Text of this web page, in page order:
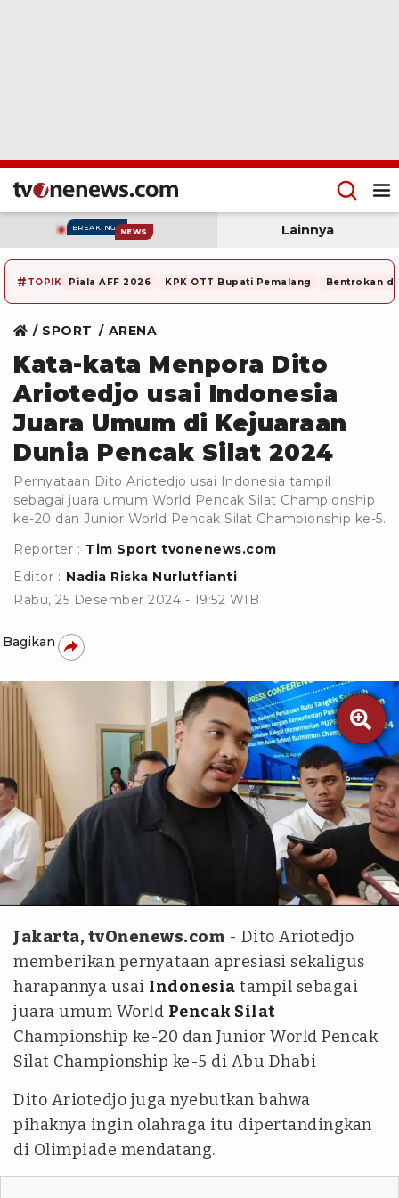
BREAKING NEWS Lainnya
# TOPIK Piala AFF 2026 KPK OTT Bupati Pemalang Bentrokan di
SPORT ARENA
Kata-kata Menpora Dito
Ariotedjo usai Indonesia
Juara Umum di Kejuaraan
Dunia Pencak Silat 2024
Pernyataan Dito Ariotedjo usai Indonesia tampil
sebagai juara umum World Pencak Silat Championship
ke-20 dan Junior World Pencak Silat Championship ke-5.
Reporter : Tim Sport tvonenews.com
Editor : Nadia Riska Nurlutfianti
Rabu, 25 Desember 2024 - 19:52 WIB
Bagikan

Jakarta, tvOnenews.com - Dito Ariotedjo
memberikan pernyataan apresiasi sekaligus
harapannya usai Indonesia tampil sebagai
juara umum World Pencak Silat
Championship ke-20 dan Junior World Pencak
Silat Championship ke-5 di Abu Dhabi
Dito Ariotedjo juga nyebutkan bahwa
pihaknya ingin olahraga itu dipertandingkan
di Olimpiade mendatang.